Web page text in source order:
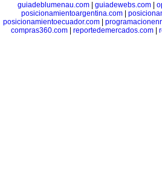
guiadeblumenau.com| guiadewebs.com|
posicionamientoargentina.com|
posicionamientoecuador.com
compras360.com
reportedemercados.com